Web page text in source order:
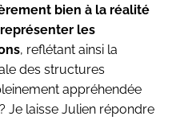
bien à la réalité
représenter les
, reflétant ainsi la
des structures
appréhendée
Je laisse Julien répondre